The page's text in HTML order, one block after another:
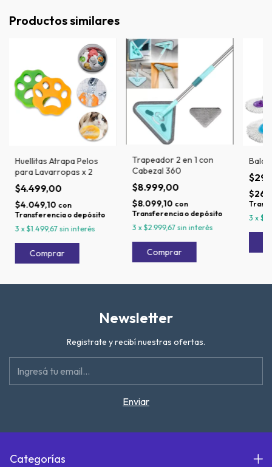
Productos similares
Huellitas Atrapa Pelos
para Lavarropas x 2
$4.499,00
$4.049,10 con
Transferencia o depósito
3 x$1.499,67 sin interés
Trapeador 2 en 1 con
Cabezal 360
$8.999,00
$8.099,10 con
Transferencia o depósito
3 x$2.999,67 sin interés
3 x
Newsletter
Registrate y recibí nuestras ofertas.
Categorías